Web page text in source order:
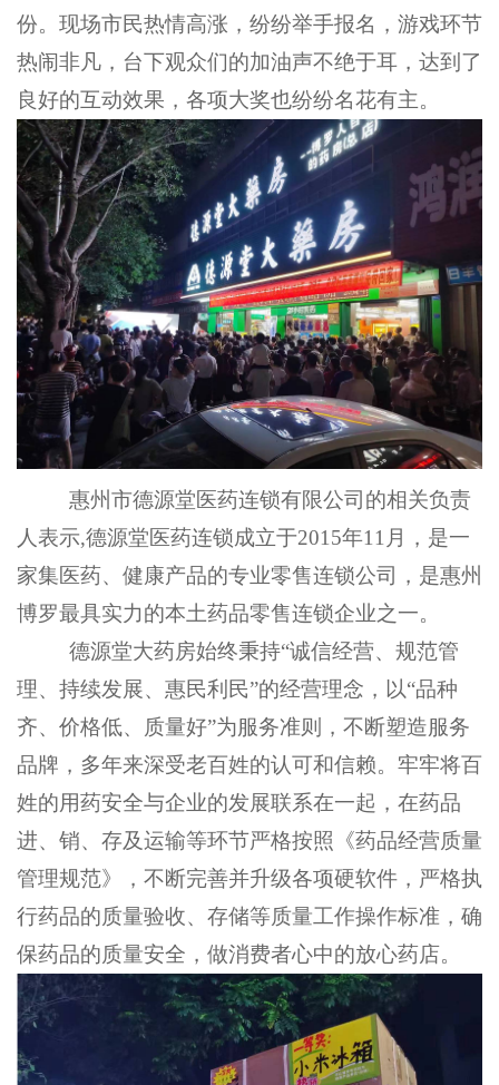
份。现场市民热情高涨，纷纷举手报名，游戏环节
热闹非凡，台下观众们的加油声不绝于耳，达到了
良好的互动效果，各项大奖也纷纷名花有主。
惠州市德源堂医药连锁有限公司的相关负责
人表示,德源堂医药连锁成立于201 5年11 月，是一
家集医药、健康产品的专业零售连锁公司，是惠州
博罗最具实力的本土药品零售连锁企业之一。
德源堂大药房始终秉持“诚信经营、规范管
理、持续发展、惠民利民”的经营理念，以“品种
齐、价格低、质量好”为服务准则，不断塑造服务
品牌，多年来深受老百姓的认可和信赖。牢牢将百
姓的用药安全与企业的发展联系在一起，在药品
进、销、存及运输等环节严格按照《药品经营质量
管理规范》，不断完善并升级各项硬软件，严格执
行药品的质量验收、存储等质量工作操作标准，确
保药品的质量安全，做消费者心中的放心药店。